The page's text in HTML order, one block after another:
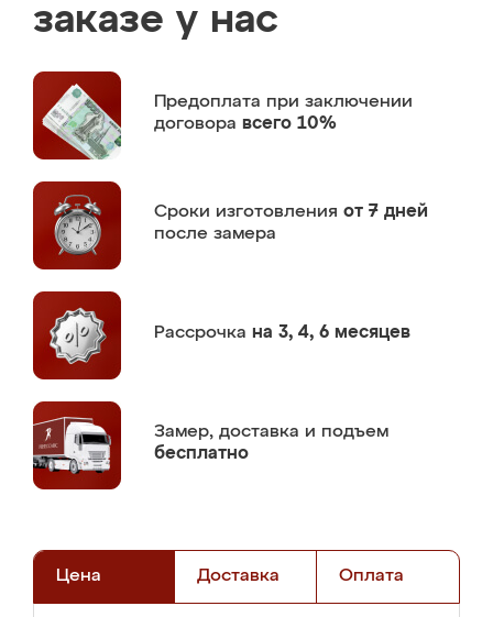
заказе у нас
Предоплата при заключении
договора всего 10%
Сроки изготовления от 7 дней
после замера
Рассрочка на 3, 4, 6 месяцев
Замер, доставка и подъем
бесплатно
Цена Доставка Оплата